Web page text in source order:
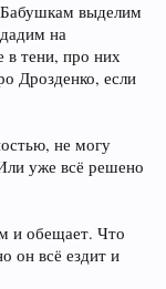
Бабушкам выделим
на
тени, про них
Дрозденко, если
не могу
уже всё решено
и обещает. Что
он всё ездит и